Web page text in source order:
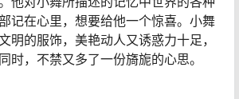
记在心里，想要给他一个惊喜。小舞
明的服饰，美艳动人又诱惑力十足，
时，不禁又多了一份旖旎的心思。